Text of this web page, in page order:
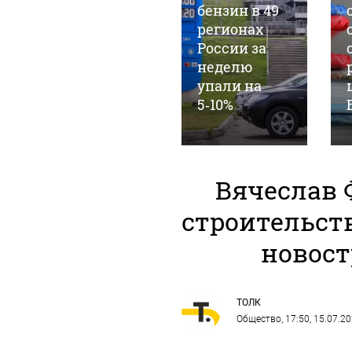
бензин в 49
регионах
России за
неделю
упали на
5‑10%
Вячеслав
ТОЛК
Общество, 17:50,